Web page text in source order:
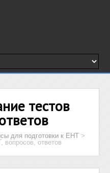
тестов
для подготовки к ЕНТ >
вопросов, ответов